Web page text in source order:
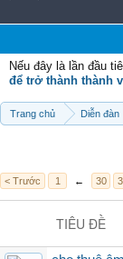
Nếu đây là lần đầu
để trở thành thành
Trang chủ Diễn đàn
< Trước 1 ← 30
TIÊU ĐỀ